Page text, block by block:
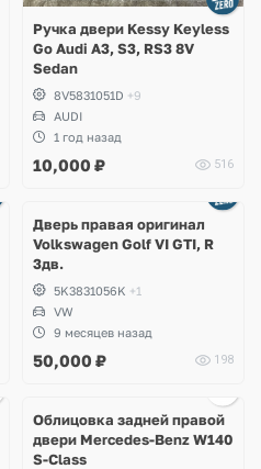
Ручка двери Kessy Keyless
Go Audi A3, S3, RS3 8V
Sedan
8V5831051D +9
AUDI
1 год назад
10,000 ₽ 516
Дверь правая оригинал
Volkswagen Golf VI GTI, R
3дв.
5K3831056K +1
VW
9 месяцев назад
50,000 ₽ 198
Облицовка задней правой
двери Mercedes-Benz W140
S-Class